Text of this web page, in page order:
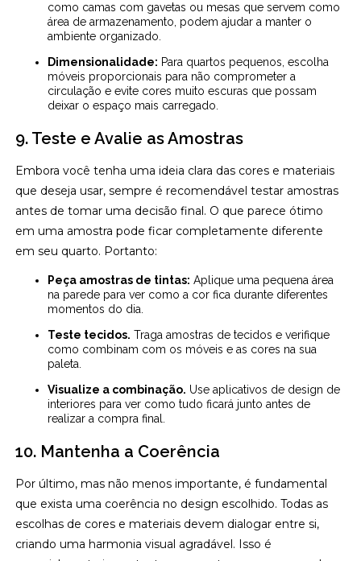
como camas com gavetas ou mesas que servem como
área de armazenamento, podem ajudar a manter o
ambiente organizado.
Dimensionalidade: Para quartos pequenos, escolha
móveis proporcionais para não comprometer a
circulação e evite cores muito escuras que possam
deixar o espaço mais carregado.
9. Teste e Avalie as Amostras
Embora você tenha uma ideia clara das cores e materiais
que deseja usar, sempre é recomendável testar amostras
antes de tomar uma decisão final. O que parece ótimo
em uma amostra pode ficar completamente diferente
em seu quarto. Portanto:
Peça amostras de tintas: Aplique uma pequena área
na parede para ver como a cor fica durante diferentes
momentos do dia.
Teste tecidos. Traga amostras de tecidos e verifique
como combinam com os móveis e as cores na sua
paleta.
Visualize a combinação. Use aplicativos de design de
interiores para ver como tudo ficará junto antes de
realizar a compra final.
10. Mantenha a Coerência
Por último, mas não menos importante, é fundamental
que exista uma coerência no design escolhido. Todas as
escolhas de cores e materiais devem dialogar entre si,
criando uma harmonia visual agradável. Isso é